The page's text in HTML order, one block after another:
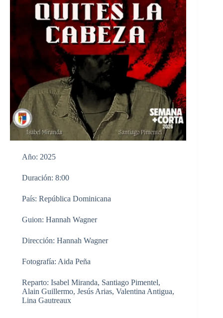
Año: 2025
Duración: 8:00
País: República Dominicana
Guion: Hannah Wagner
Dirección: Hannah Wagner
Fotografía: Aida Peña
Reparto: Isabel Miranda, Santiago Pimentel,
Alain Guillermo, Jesús Arias, Valentina Antigua,
Lina Gautreaux